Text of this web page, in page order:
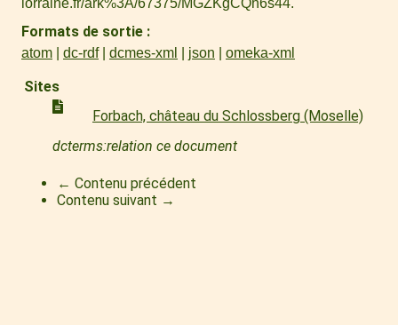
Formats de sortie
atom dc-rdf dcmes-xml json omeka-xml
Sites
Forbach, château du Schlossberg (Moselle)
dcterms:relation ce document
← Contenu précédent
Contenu suivant →